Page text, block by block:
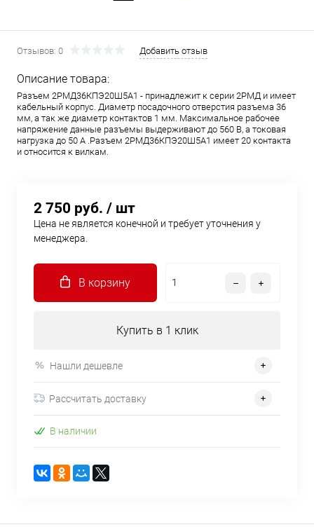
Отзывов: 0 Добавить отзыв
Описание товара:
Разъем 2РМД36КПЭ20Ш5А1 - принадлежит к серии 2РМД и имеет
кабельный корпус. Диаметр посадочного отверстия разъема 36
мм, а так же диаметр контактов 1 мм. Максимальное рабочее
напряжение данные разъемы выдерживают до 560 В, а токовая
нагрузка до 50 А .Разъем 2РМД36КПЭ20Ш5А1 имеет 20 контакта
и относится к вилкам.
2 750 руб. / шт
Цена не является конечной и требует уточнения у
менеджера.
В корзину
Купить в 1 клик
Нашли дешевле
Рассчитать доставку
В наличии